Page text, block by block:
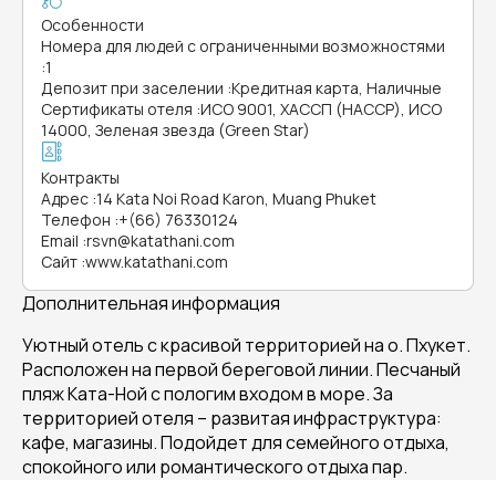
Особенности
Номера для людей с ограниченными возможностями
:1
Депозит при заселении :Кредитная карта, Наличные
Сертификаты отеля :ИСО 9001, ХАССП (HACCP), ИСО
14000, Зеленая звезда (Green Star)
Контракты
Адрес :14 Kata Noi Road Karon, Muang Phuket
Телефон :+(66) 76330124
Email :rsvn@katathani.com
Сайт :www.katathani.com
Дополнительная информация
Уютный отель с красивой территорией на о. Пхукет.
Расположен на первой береговой линии. Песчаный
пляж Ката-Ной с пологим входом в море. За
территорией отеля – развитая инфраструктура:
кафе, магазины. Подойдет для семейного отдыха,
спокойного или романтического отдыха пар.